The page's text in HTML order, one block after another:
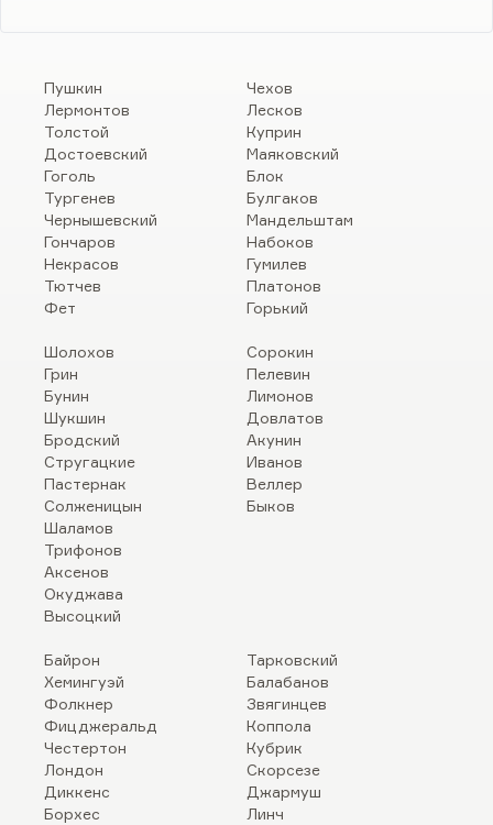
Пушкин
Лермонтов
Толстой
Достоевский
Гоголь
Тургенев
Чернышевский
Гончаров
Некрасов
Тютчев
Фет
Чехов
Лесков
Куприн
Маяковский
Блок
Булгаков
Мандельштам
Набоков
Гумилев
Платонов
Горький
Шолохов
Грин
Бунин
Шукшин
Бродский
Стругацкие
Пастернак
Солженицын
Шаламов
Трифонов
Аксенов
Окуджава
Высоцкий
Сорокин
Пелевин
Лимонов
Довлатов
Акунин
Иванов
Веллер
Быков
Байрон
Хемингуэй
Фолкнер
Фицджеральд
Честертон
Лондон
Диккенс
Борхес
Тарковский
Балабанов
Звягинцев
Коппола
Кубрик
Скорсезе
Джармуш
Линч